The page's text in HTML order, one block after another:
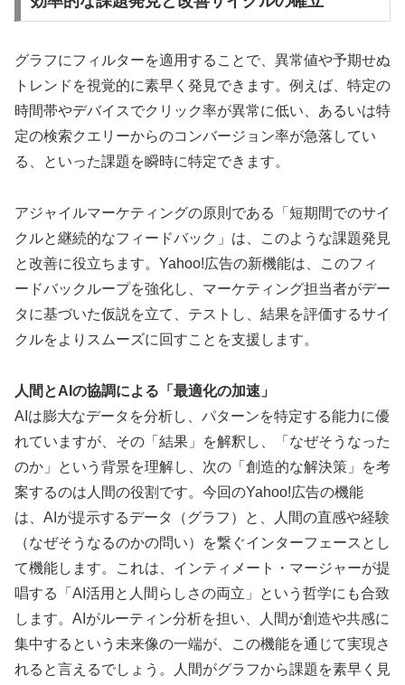
グラフにフィルターを適用することで、異常値や予期せぬ
トレンドを視覚的に素早く発見できます。例えば、特定の
時間帯やデバイスでクリック率が異常に低い、あるいは特
定の検索クエリーからのコンバージョン率が急落してい
る、といった課題を瞬時に特定できます。
アジャイルマーケティングの原則である「短期間でのサイ
クルと継続的なフィードバック」は、このような課題発見
と改善に役立ちます。Yahoo!広告の新機能は、このフィ
ードバックループを強化し、マーケティング担当者がデー
タに基づいた仮説を立て、テストし、結果を評価するサイ
クルをよりスムーズに回すことを支援します。
人間とAIの協調による「最適化の加速」
AIは膨大なデータを分析し、パターンを特定する能力に優
れていますが、その「結果」を解釈し、「なぜそうなった
のか」という背景を理解し、次の「創造的な解決策」を考
案するのは人間の役割です。今回のYahoo!広告の機能
は、AIが提示するデータ（グラフ）と、人間の直感や経験
（なぜそうなるのかの問い）を繋ぐインターフェースとし
て機能します。これは、インティメート・マージャーが提
唱する「AI活用と人間らしさの両立」という哲学にも合致
します。AIがルーティン分析を担い、人間が創造や共感に
集中するという未来像の一端が、この機能を通じて実現さ
れると言えるでしょう。人間がグラフから課題を素早く見